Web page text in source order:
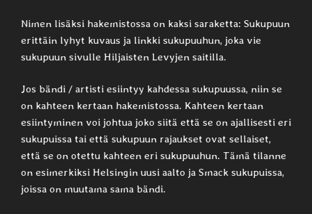
Nimen lisäksi hakemistossa on kaksi saraketta: Sukupuun
erittäin lyhyt kuvaus ja linkki sukupuuhun, joka vie
sukupuun sivulle Hiljaisten Levyjen saitilla.
Jos bändi / artisti esiintyy kahdessa sukupuussa, niin se
on kahteen kertaan hakemistossa. Kahteen kertaan
esiintyminen voi johtua joko siitä että se on ajallisesti eri
sukupuissa tai että sukupuun rajaukset ovat sellaiset,
että se on otettu kahteen eri sukupuuhun. Tämä tilanne
on esimerkiksi Helsingin uusi aalto ja Smack sukupuissa,
joissa on muutama sama bändi.